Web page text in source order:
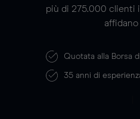
più di 275.000 clienti
affidano
Quotata alla Borsa
35anni di